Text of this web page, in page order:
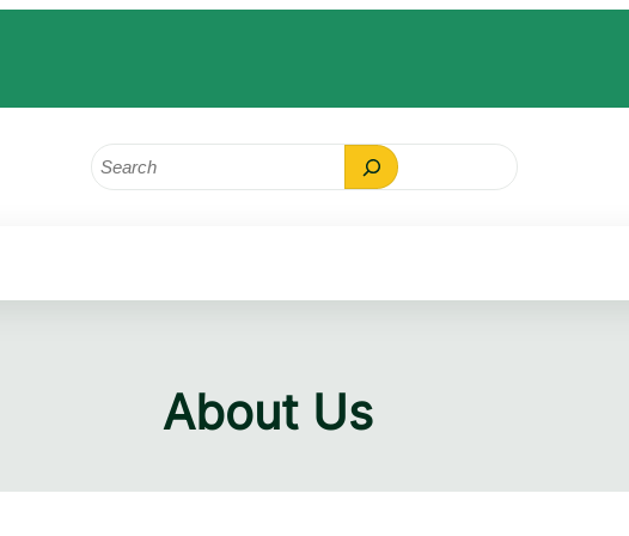
Search
About Us